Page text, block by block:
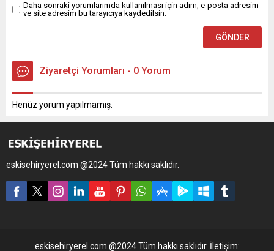
Daha sonraki yorumlarımda kullanılması için adım, e-posta adresim
ve site adresim bu tarayıcıya kaydedilsin.
Ziyaretçi Yorumları - 0 Yorum
Henüz yorum yapılmamış.
eskisehiryerel.com @2024 Tüm hakkı saklıdır.
eskisehiryerel.com @2024 Tüm hakkı saklıdır. İletişim: